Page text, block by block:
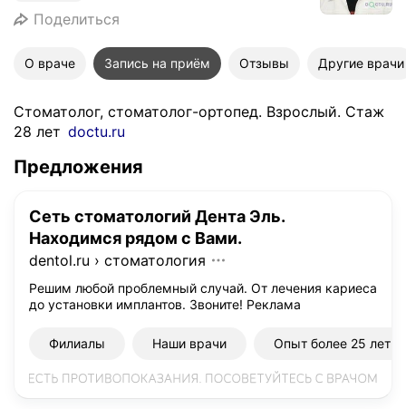
Поделиться
О враче Запись на приём Отзывы Другие врачи
Стоматолог, стоматолог-ортопед. Взрослый. Стаж
28 лет doctu.ru
Предложения
Сеть стоматологий Дента Эль.
Находимся рядом с Вами.
dentol.ru › стоматология
Решим любой проблемный случай. От лечения кариеса
до установки имплантов. Звоните! Реклама
Филиалы Наши врачи Опыт более 25 лет